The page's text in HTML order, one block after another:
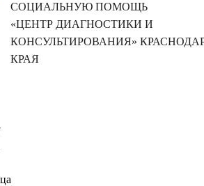
СОЦИАЛЬНУЮ ПОМОЩЬ
«ЦЕНТР ДИАГНОСТИКИ И
КОНСУЛЬТИРОВАНИЯ»
КРАЯ